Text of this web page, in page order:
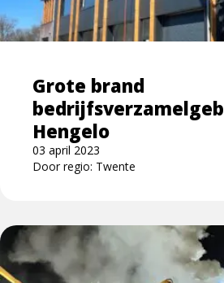
Grote brand
Hengelo
03 april 2023
Door regio: Twente
bedrijfsverzamelgebouw
Hengelo
Lees
meer
over